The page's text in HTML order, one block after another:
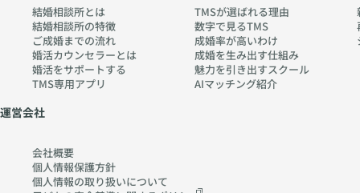
結婚相談所とは
結婚相談所の特徴
ご成婚までの流れ
婚活カウンセラーとは
婚活をサポートする
TMS専用アプリ
TMSが選ばれる理由
数字で見るTMS
成婚率が高いわけ
成婚を生み出す仕組み
魅力を引き出すスクール
AIマッチング紹介
運営会社
会社概要
個人情報保護方針
個人情報の取り扱いについて